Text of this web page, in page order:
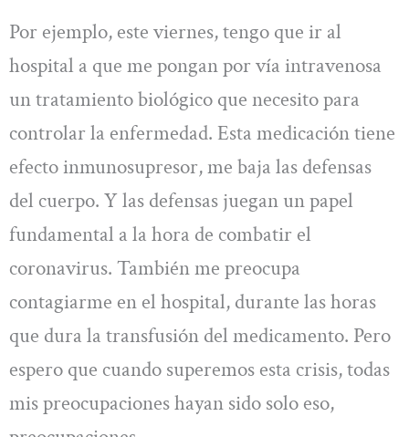
Por ejemplo, este viernes, tengo que ir al
hospital a que me pongan por vía intravenosa
un tratamiento biológico que necesito para
controlar la enfermedad. Esta medicación tiene
efecto inmunosupresor, me baja las defensas
del cuerpo. Y las defensas juegan un papel
fundamental a la hora de combatir el
coronavirus. También me preocupa
contagiarme en el hospital, durante las horas
que dura la transfusión del medicamento. Pero
espero que cuando superemos esta crisis, todas
mis preocupaciones hayan sido solo eso,